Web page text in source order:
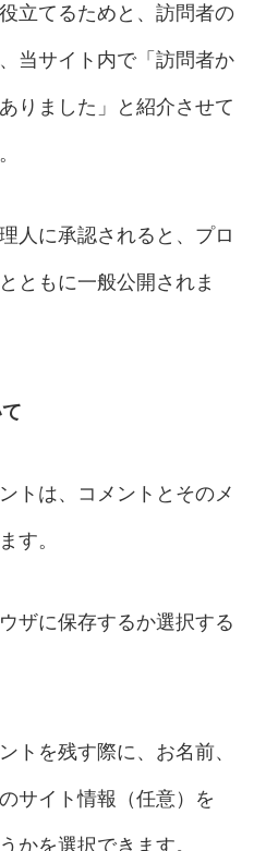
立てるためと、訪問者の
当サイト内で「訪問者か
りました」と紹介させて
人に承認されると、プロ
ともに一般公開されま
トは、コメントとそのメ
す。
ザに保存するか選択する
トを残す際に、お名前、
サイト情報（任意）を
かを選択できます。